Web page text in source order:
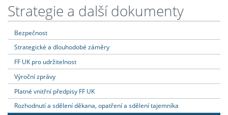
Strategie a další dokumenty
Bezpečnost
Strategické a dlouhodobé záměry
FF UK pro udržitelnost
Výroční zprávy
Platné vnitřní předpisy FF UK
Rozhodnutí a sdělení děkana, opatření a sdělení tajemníka